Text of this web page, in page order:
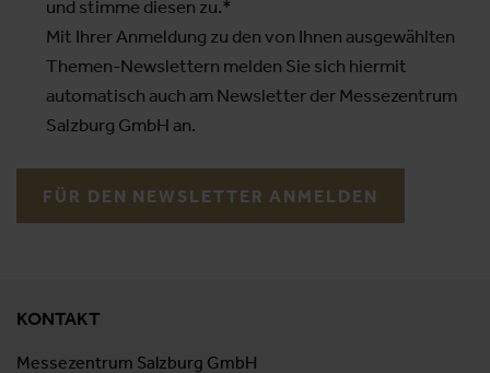
und stimme diesen zu.*
Mit Ihrer Anmeldung zu den von Ihnen ausgewählten
Themen-Newslettern melden Sie sich hiermit
automatisch auch am Newsletter der Messezentrum
Salzburg GmbH an.
FÜR DEN NEWSLETTER ANMELDEN
KONTAKT
Messezentrum Salzburg GmbH